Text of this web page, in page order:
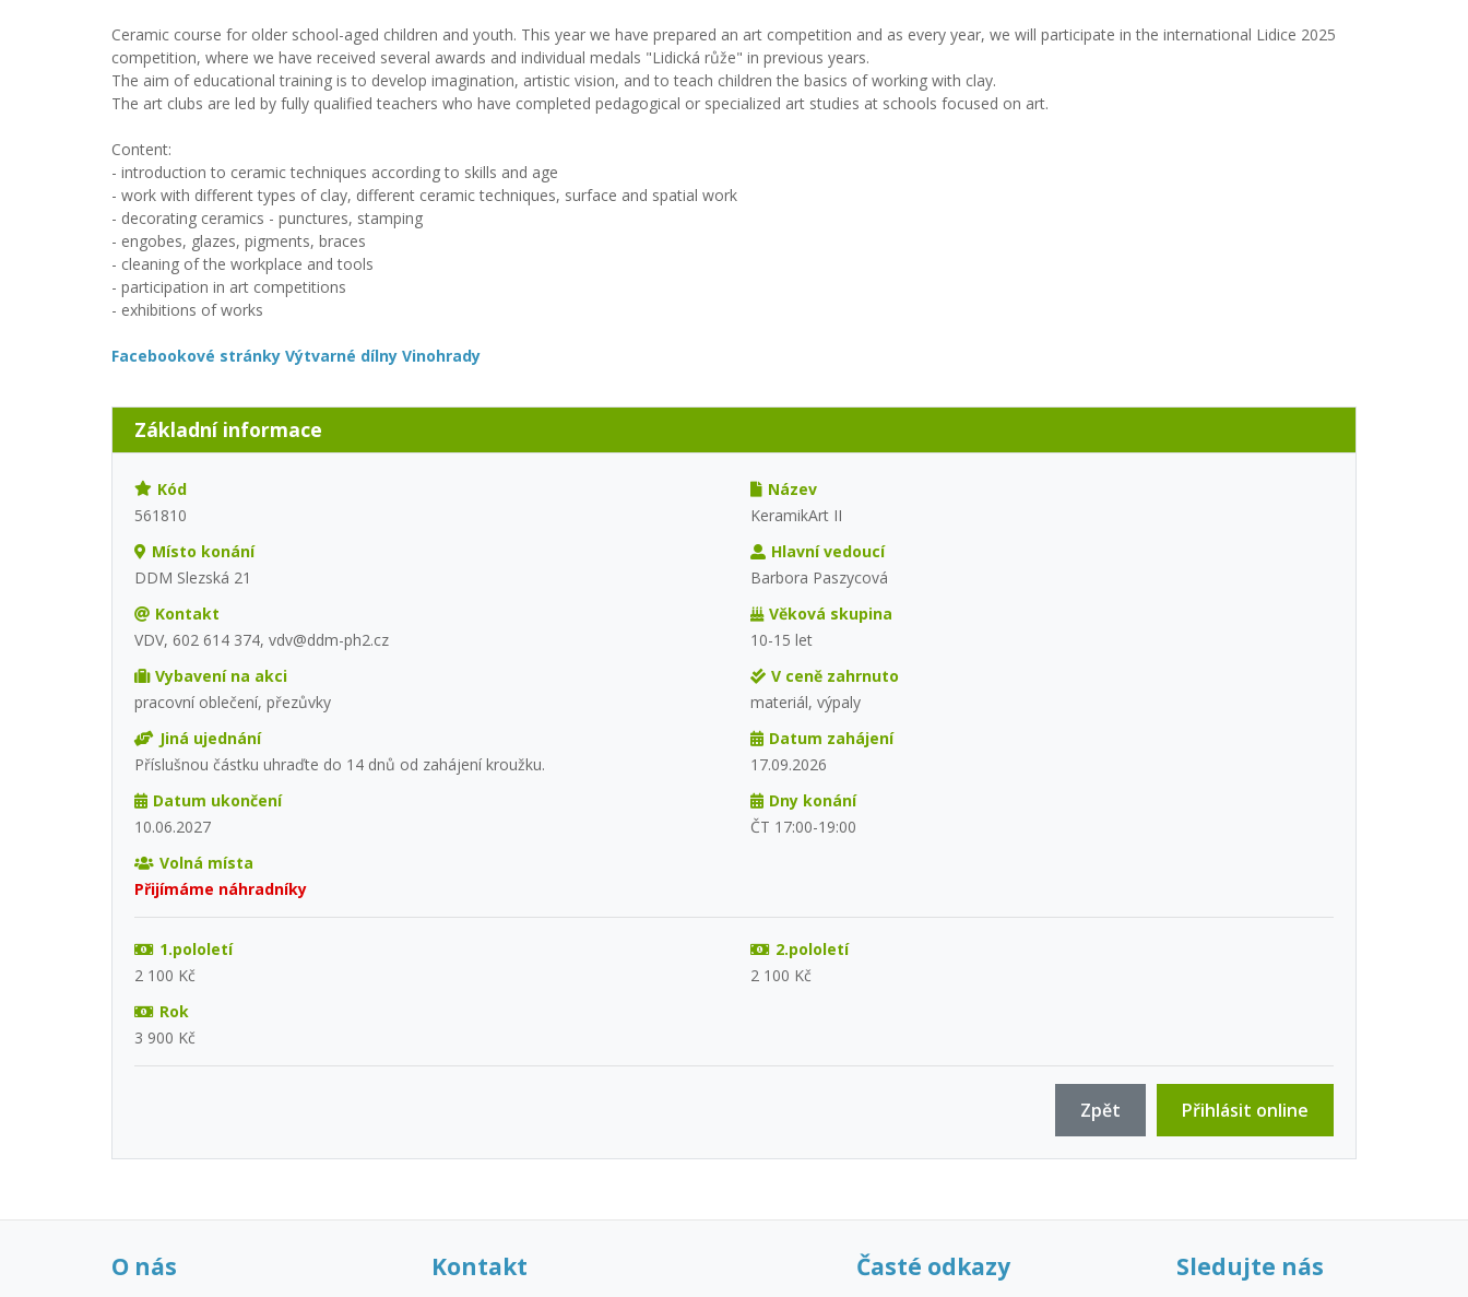
Ceramic course for older school-aged children and youth. This year we have prepared an art competition and as every year, we will participate in the international Lidice 2025
competition, where we have received several awards and individual medals "Lidická růže" in previous years.
The aim of educational training is to develop imagination, artistic vision, and to teach children the basics of working with clay.
The art clubs are led by fully qualified teachers who have completed pedagogical or specialized art studies at schools focused on art.
Content:
- introduction to ceramic techniques according to skills and age
- work with different types of clay, different ceramic techniques, surface and spatial work
- decorating ceramics - punctures, stamping
- engobes, glazes, pigments, braces
- cleaning of the workplace and tools
- participation in art competitions
- exhibitions of works
Facebookové stránky Výtvarné dílny Vinohrady
Základní informace
Kód
561810
Název
KeramikArt II
Místo konání
DDM Slezská 21
Hlavní vedoucí
Barbora Paszycová
Kontakt
VDV, 602 614 374, vdv@ddm-ph2.cz
Věková skupina
10-15 let
Vybavení na akci
pracovní oblečení, přezůvky
V ceně zahrnuto
materiál, výpaly
Jiná ujednání
Příslušnou částku uhraďte do 14 dnů od zahájení kroužku.
Datum zahájení
17.09.2026
Datum ukončení
10.06.2027
Dny konání
ČT 17:00-19:00
Volná místa
Přijímáme náhradníky
1.pololetí
2 100 Kč
2.pololetí
2 100 Kč
Rok
3 900 Kč
Přihlásit online
Zpět
O nás Kontakt Časté odkazy Sledujte nás